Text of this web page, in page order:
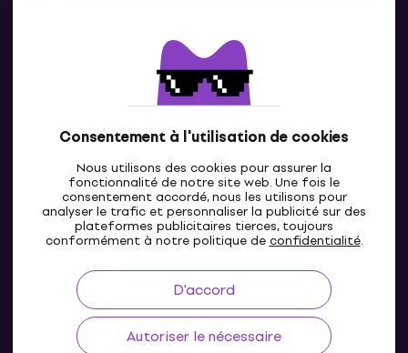
Consentement à l'utilisation de cookies
Nous utilisons des cookies pour assurer la
fonctionnalité de notre site web. Une fois le
consentement accordé, nous les utilisons pour
analyser le trafic et personnaliser la publicité sur des
plateformes publicitaires tierces, toujours
conformément à notre politique deconfidentialité.
D'accord
Autoriser le nécessaire
Contacts
Contacte nous
FR